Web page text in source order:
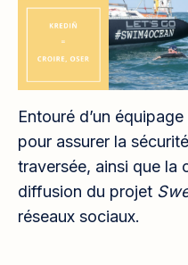
Entouré d’un
pour assurer la
traversée, ainsi que la
diffusion du projet
réseaux sociaux.